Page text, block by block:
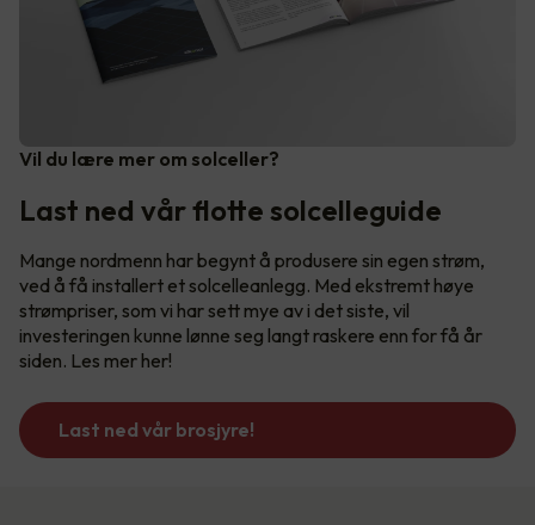
Vil du lære mer om solceller?
Last ned vår flotte solcelleguide
Mange nordmenn har begynt å produsere sin egen strøm,
ved å få installert et solcelleanlegg. Med ekstremt høye
strømpriser, som vi har sett mye av i det siste, vil
investeringen kunne lønne seg langt raskere enn for få år
siden. Les mer her!
Last ned vår brosjyre!